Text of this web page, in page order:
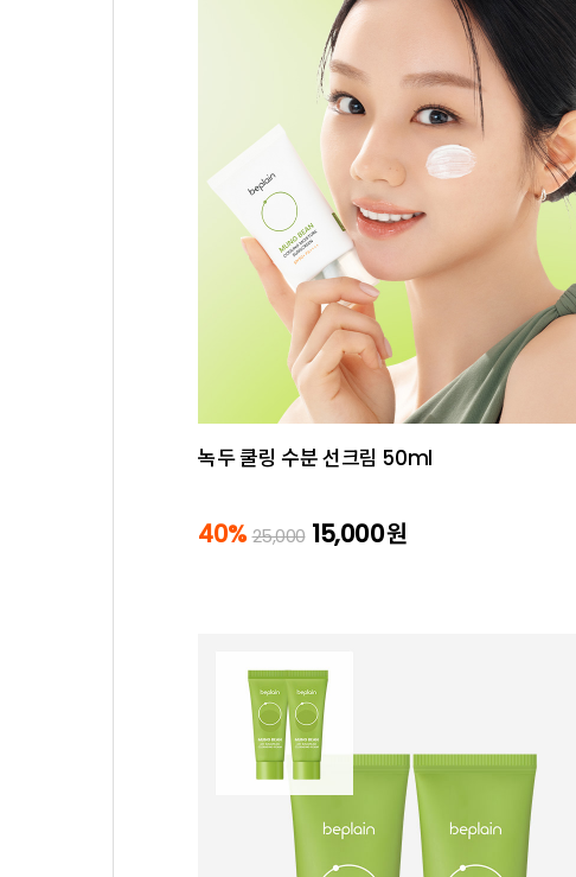
녹두 쿨링 수분 선크림 50ml
40% 25,000 15,000원